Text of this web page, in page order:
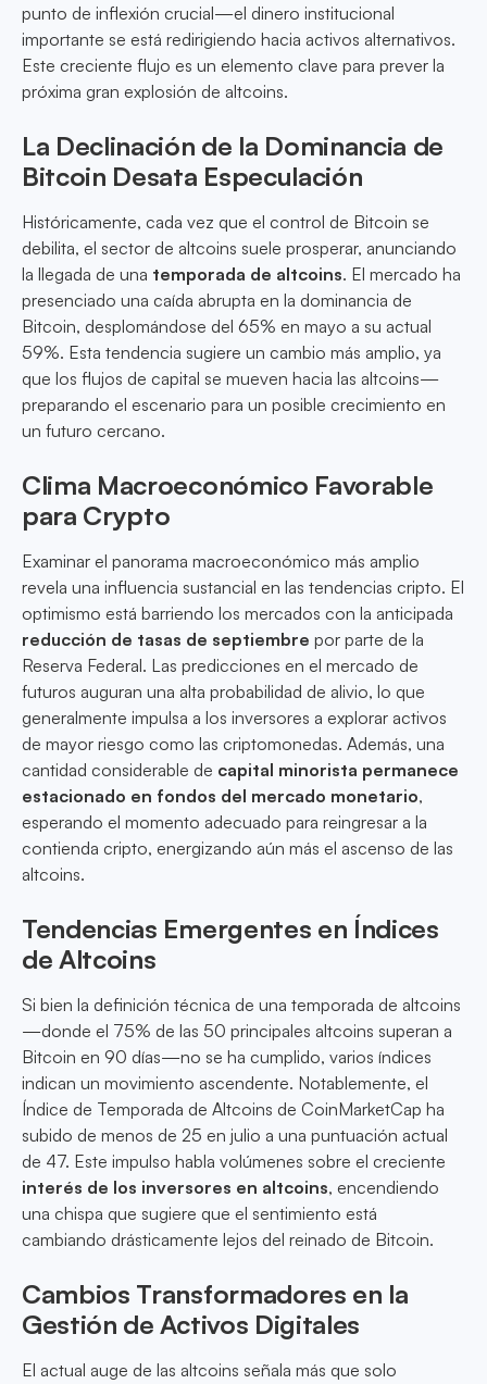
punto de inflexión crucial—el dinero institucional
importante se está redirigiendo hacia activos alternativos.
Este creciente flujo es un elemento clave para prever la
próxima gran explosión de altcoins.
La Declinación de la Dominancia de
Bitcoin Desata Especulación
Históricamente, cada vez que el control de Bitcoin se
debilita, el sector de altcoins suele prosperar, anunciando
la llegada de una temporada de altcoins. El mercado ha
presenciado una caída abrupta en la dominancia de
Bitcoin, desplomándose del 65% en mayo a su actual
59%. Esta tendencia sugiere un cambio más amplio, ya
que los flujos de capital se mueven hacia las altcoins—
preparando el escenario para un posible crecimiento en
un futuro cercano.
Clima Macroeconómico Favorable
para Crypto
Examinar el panorama macroeconómico más amplio
revela una influencia sustancial en las tendencias cripto. El
optimismo está barriendo los mercados con la anticipada
reducción de tasas de septiembre por parte de la
Reserva Federal. Las predicciones en el mercado de
futuros auguran una alta probabilidad de alivio, lo que
generalmente impulsa a los inversores a explorar activos
de mayor riesgo como las criptomonedas. Además, una
cantidad considerable de capital minorista permanece
estacionado en fondos del mercado monetario,
esperando el momento adecuado para reingresar a la
contienda cripto, energizando aún más el ascenso de las
altcoins.
Tendencias Emergentes en Índices
de Altcoins
Si bien la definición técnica de una temporada de altcoins
—donde el 75% de las 50 principales altcoins superan a
Bitcoin en 90 días—no se ha cumplido, varios índices
indican un movimiento ascendente. Notablemente, el
Índice de Temporada de Altcoins de CoinMarketCap ha
subido de menos de 25 en julio a una puntuación actual
de 47. Este impulso habla volúmenes sobre el creciente
interés de los inversores en altcoins, encendiendo
una chispa que sugiere que el sentimiento está
cambiando drásticamente lejos del reinado de Bitcoin.
Cambios Transformadores en la
Gestión de Activos Digitales
El actual auge de las altcoins señala más que solo